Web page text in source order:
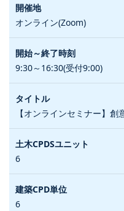
オンライン(Zoom)
9:30～16:30(受付9:00)
【オンラインセミナー】
6
6